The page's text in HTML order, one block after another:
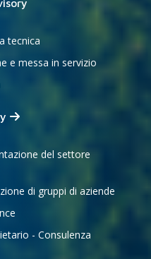
tecnica
e messa in servizio
del settore
di gruppi di aziende
- Consulenza